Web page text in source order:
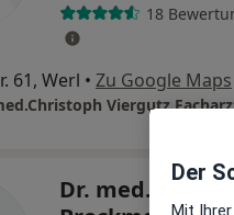
18
61, Werl • Zu Google Maps
Dr. med. Gerald
Der
Mit